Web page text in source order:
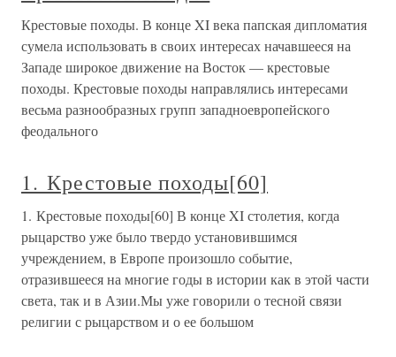
Крестовые походы. В конце XI века папская дипломатия
сумела использовать в своих интересах начавшееся на
Западе широкое движение на Восток — крестовые
походы. Крестовые походы направлялись интересами
весьма разнообразных групп западноевропейского
феодального
1. Крестовые походы[60]
1. Крестовые походы[60] В конце XI столетия, когда
рыцарство уже было твердо установившимся
учреждением, в Европе произошло событие,
отразившееся на многие годы в истории как в этой части
света, так и в Азии.Мы уже говорили о тесной связи
религии с рыцарством и о ее большом